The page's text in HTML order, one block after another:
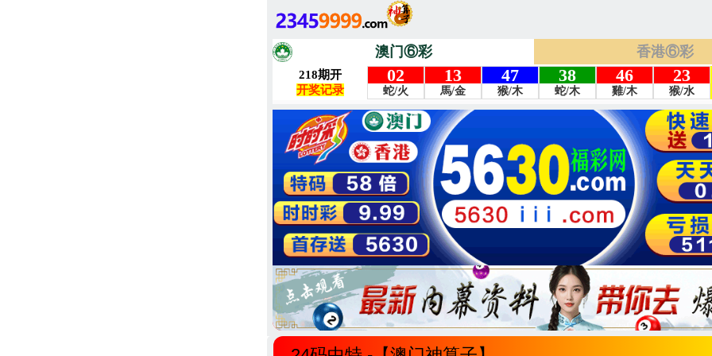
澳门⑥彩 香港⑥彩